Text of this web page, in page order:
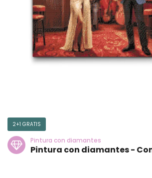
2+1 GRATIS
Pintura con diamantes
Pintura con diamantes -